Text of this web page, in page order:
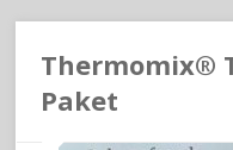
Thermomix®
Paket